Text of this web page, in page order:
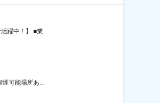
躍中！】 ■業
煙可能場所あ...